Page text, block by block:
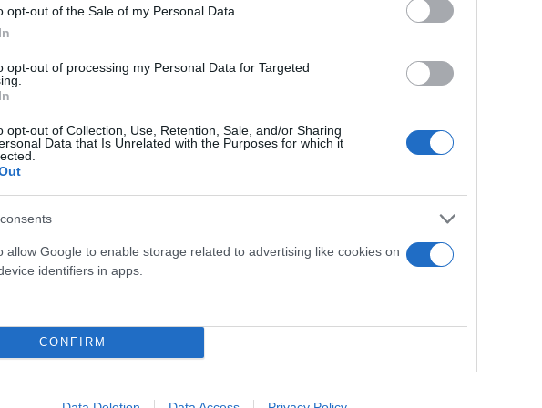
opt-out of the Sale of my Personal Data.
opt-out of processing my Personal Data for Targeted
opt-out of Collection, Use, Retention, Sale, and/or Sharing
Data that Is Unrelated with the Purposes for which it
allow Google to enable storage related to advertising like cookies on
identifiers in apps.
CONFIRM
στη Γη: 1,59 χιλιοστά του δευτερολέπτου λιγότερα από τα
ενός κανονικού 24ώρου. Όμως, αν ληφθούν υπόψη
εποχικότητας, φαίνεται πως από το 2020 μέχρι σήμερα
ασαφής. Πιθανώς οφείλεται σε αλλαγές στα καιρικά
αλλαγής, σε φυσικές καταστροφές όπως η τεράστια
κ.α. Το φαινόμενο μπορεί να αποδειχθεί παροδικό, κάτι
ξανά μεγαλύτερης διάρκειας, θα πρέπει ίσως, σύμφωνα με τους
Πανεπιστημίου της Τασμανίας, κάποια στιγμή να
εμβόλιμο δευτερόλεπτο», κάτι που δεν έχει
προς το παρόν. Ας αναλογιστούμε απλώς ότι τελευταία
κάθε μέρα...